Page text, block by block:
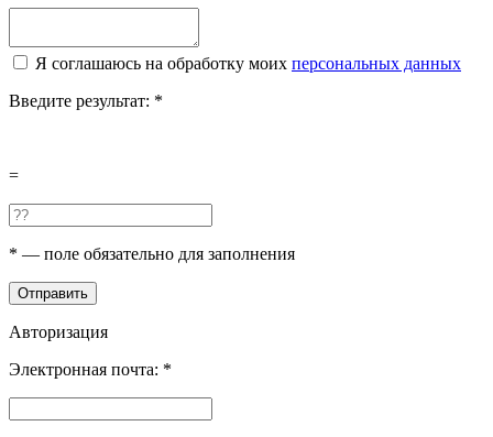
Я соглашаюсь на обработку моих персональных данных
Введите результат: *
=
* — поле обязательно для заполнения
Отправить
Авторизация
Электронная почта: *